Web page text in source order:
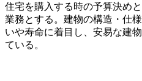
住宅を購入する時の予算決め
業務とする。建物の構造・仕
いや寿命に着目し、安易な建
ている。